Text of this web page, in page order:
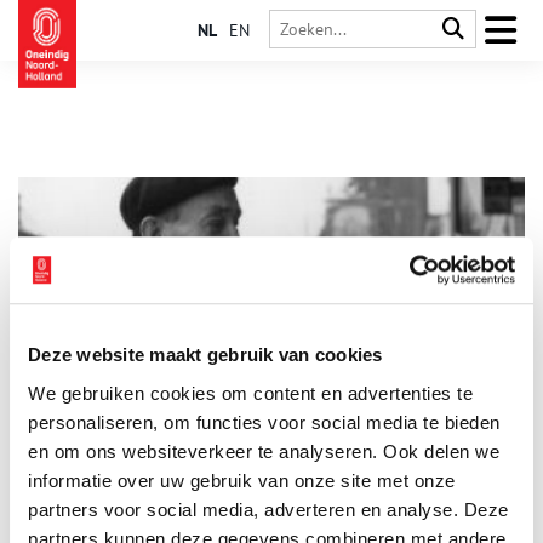
Deze website maakt gebruik van cookies
We gebruiken cookies om content en advertenties te
personaliseren, om functies voor social media te bieden
en om ons websiteverkeer te analyseren. Ook delen we
informatie over uw gebruik van onze site met onze
partners voor social media, adverteren en analyse. Deze
partners kunnen deze gegevens combineren met andere
NL EN
Op 10 december opent Stedelijk Museum Alkmaar de
tentoonstelling Alkmaar in Beeld – door de lens van toen en
nu. Iconische zwart-witfoto’s van de gerenommeerde
fotografen Maria Austria, Eva Besnyö, Henk Jonker en Ad
Windig uit de jaren vijftig worden voor het eerst sinds hun
ontstaan tentoongesteld. Daarnaast presenteert het museum
nieuw werk van de hedendaagse fotograaf Jonne Lucia. Zij
2 min